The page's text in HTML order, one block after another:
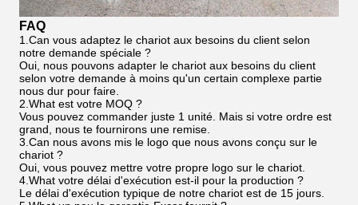
FAQ
1.Can vous adaptez le chariot aux besoins du client selon
notre demande spéciale ?
Oui, nous pouvons adapter le chariot aux besoins du client
selon votre demande à moins qu'un certain complexe partie
nous dur pour faire.
2.What est votre MOQ ?
Vous pouvez commander juste 1 unité. Mais si votre ordre est
grand, nous te fournirons une remise.
3.Can nous avons mis le logo que nous avons conçu sur le
chariot ?
Oui, vous pouvez mettre votre propre logo sur le chariot.
4.What votre délai d'exécution est-il pour la production ?
Le délai d'exécution typique de notre chariot est de 15 jours.